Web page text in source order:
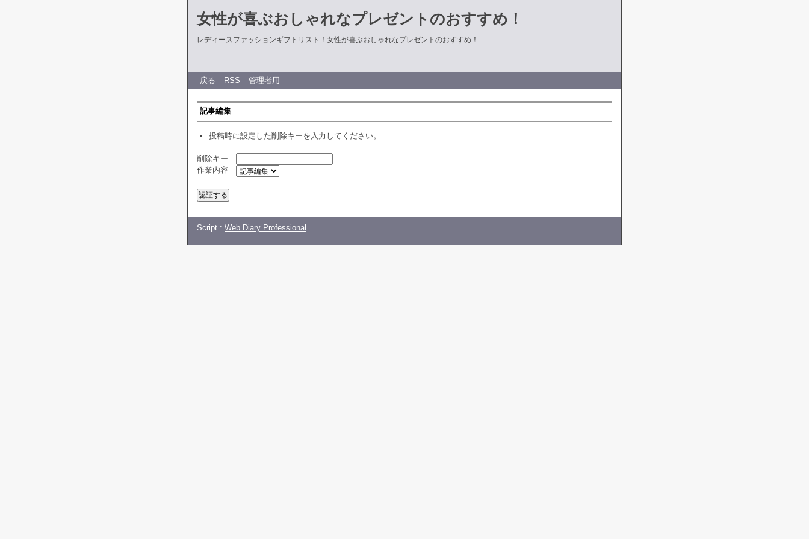
女性が喜ぶおしゃれなプレゼントのおすすめ！
レディースファッションギフトリスト！女性が喜ぶおしゃれなプレゼントのおすすめ！
戻る RSS 管理者用
記事編集
投稿時に設定した削除キーを入力してください。
削除キー
作業内容
Script : Web Diary Professional